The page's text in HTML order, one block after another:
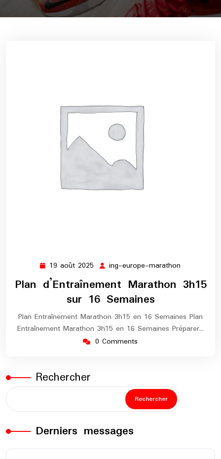
19 août 2025 19
2025
ing-europe-marathon
europe-
marathon
Plan d’Entraînement Marathon 3h15
sur 16 Semaines
Plan Entraînement Marathon 3h15 en 16 Semaines Plan
Entraînement Marathon 3h15 en 16 Semaines Préparer…
0 Comments
Rechercher
Rechercher
Derniers messages